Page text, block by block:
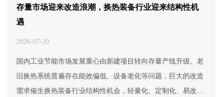
存量市场迎来改造浪潮，换热装备行业迎来结构性机
遇
2026-07-20
国内工业节能市场发展重心由新建项目转向存量产线升级。老
旧换热系统普遍存在能效偏低、设备老化等问题，巨大的改造
需求催生换热装备行业结构性机会，轻量化、定制化、易改造